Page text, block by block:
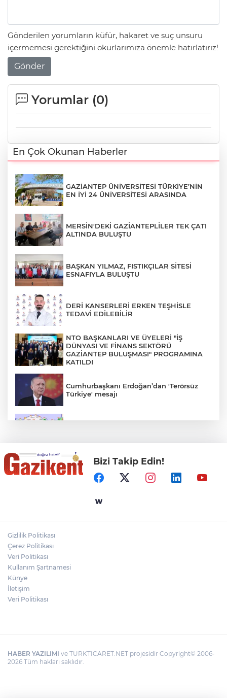
Gönderilen yorumların küfür, hakaret ve suç unsuru
içermemesi gerektiğini okurlarımıza önemle hatırlatırız!
Gönder
Yorumlar (0)
En Çok Okunan Haberler
GAZİANTEP ÜNİVERSİTESİ TÜRKİYE’NİN
EN İYİ 24 ÜNİVERSİTESİ ARASINDA
MERSİN'DEKİ GAZİANTEPLİLER TEK ÇATI
ALTINDA BULUŞTU
BAŞKAN YILMAZ, FISTIKÇILAR SİTESİ
ESNAFIYLA BULUŞTU
DERİ KANSERLERİ ERKEN TEŞHİSLE
TEDAVİ EDİLEBİLİR
NTO BAŞKANLARI VE ÜYELERİ "İŞ
DÜNYASI VE FİNANS SEKTÖRÜ
GAZİANTEP BULUŞMASI" PROGRAMINA
KATILDI
Cumhurbaşkanı Erdoğan’dan 'Terörsüz
Türkiye' mesajı
Gaziantep Üniversitesi Elektrik-Elektronik
Mühendisliği: Teknolojinin ve Enerjinin
Geleceğine Yön Veren Eğitim
"BEBEĞİ TÜM GECE AYNI BEZLE
Bizi Takip Edin!
Gizlilik Politikası
Çerez Politikası
Veri Politikası
Kullanım Şartnamesi
Künye
İletişim
Veri Politikası
HABER YAZILIMI ve TURKTICARET.NET projesidir Copyright© 2006-
2026 Tüm hakları saklıdır.